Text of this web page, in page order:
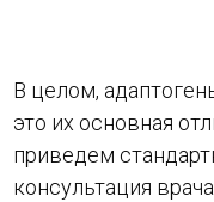
В целом,
это их основная
приведем
консультация